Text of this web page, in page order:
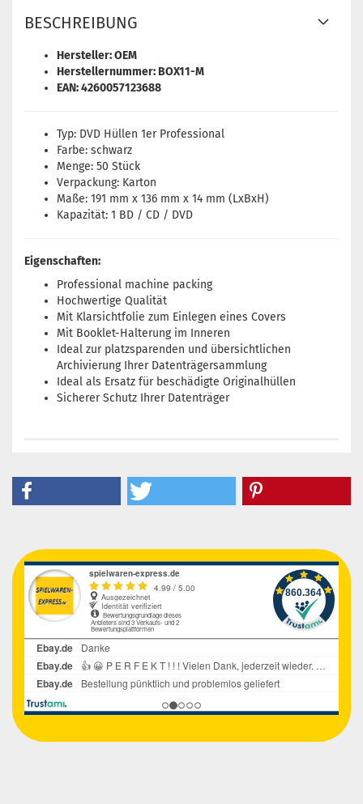
BESCHREIBUNG
Hersteller: OEM
Herstellernummer: BOX11-M
EAN: 4260057123688
Typ: DVD Hüllen 1er Professional
Farbe: schwarz
Menge: 50 Stück
Verpackung: Karton
Maße: 191 mm x 136 mm x 14 mm (LxBxH)
Kapazität: 1 BD / CD / DVD
Eigenschaften:
Professional machine packing
Hochwertige Qualität
Mit Klarsichtfolie zum Einlegen eines Covers
Mit Booklet-Halterung im Inneren
Ideal zur platzsparenden und übersichtlichen
Archivierung Ihrer Datenträgersammlung
Ideal als Ersatz für beschädigte Originalhüllen
Sicherer Schutz Ihrer Datenträger